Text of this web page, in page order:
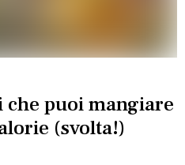
puoi mangiare
(svolta!)